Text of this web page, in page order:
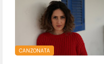
CANZONATA